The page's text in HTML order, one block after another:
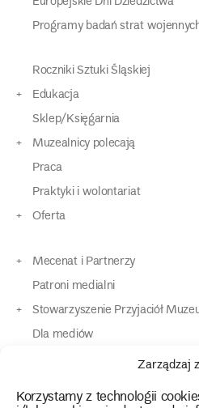
Zarządzaj
Korzystamy z technologii
Programy badań strat
Roczniki Sztuki Śląskiej
Edukacja
Sklep/Księgarnia
Muzealnicy polecają
Praca
Praktyki i wolontariat
Oferta
Mecenat i Partnerzy
Patroni medialni
Stowarzyszenie Przyjaciół
Dla mediów
Dla osób o specjalnych